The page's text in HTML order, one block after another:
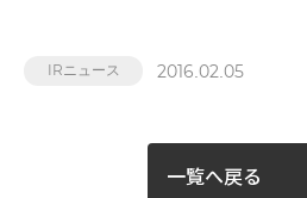
IRニュース 2016.02.05
一覧へ戻る